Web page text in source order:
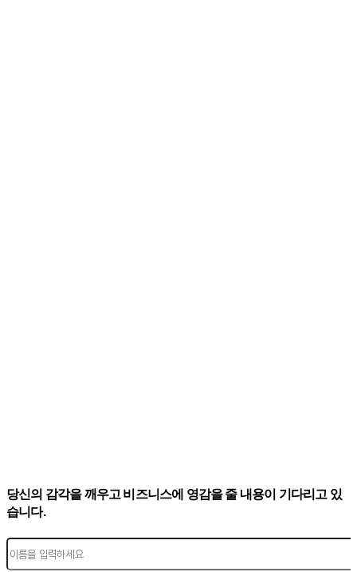
당신의 감각을 깨우고 비즈니스에 영감을 줄 내용이 기다리고 있
습니다.